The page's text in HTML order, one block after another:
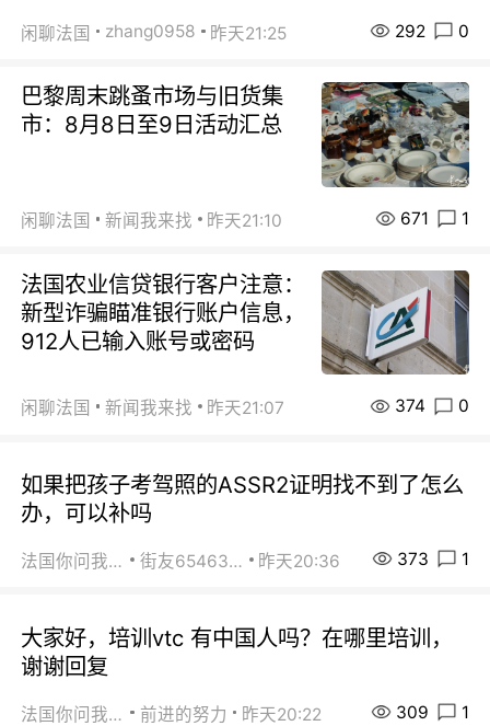
闲聊法国 zhang0958 昨天21:25 292 0
巴黎周末跳蚤市场与旧货集
市：8月8日至9日活动汇总
闲聊法国 新闻我来找 昨天21:10 671 1
法国农业信贷银行客户注意：
新型诈骗瞄准银行账户信息，
912人已输入账号或密码
闲聊法国 新闻我来找 昨天21:07 374 0
如果把孩子考驾照的ASSR2证明找不到了怎么
办，可以补吗
法国你问我答 街友65463281 昨天20:36 373 1
大家好，培训vtc 有中国人吗？在哪里培训，
谢谢回复
法国你问我答 前进的努力 昨天20:22 309 1